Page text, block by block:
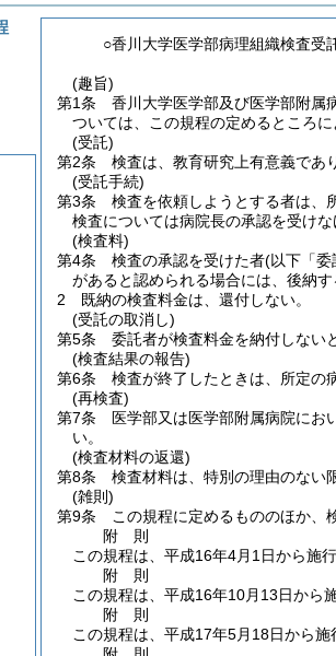
○香川大学医学部病理組織検査受
(趣旨)
第1条
香川大学医学部及び医学部附属
ついては、この規程の定めるところに
(受託)
第2条
検査は、教育研究上有意義であ
(受託手続)
第3条
検査を依頼しようとする者は、
検査については病院長の承認を受けな
(検査料)
第4条
検査の承認を受けた者(以下「委
があると認められる場合には、後納す
2
既納の検査料金は、還付しない。
(受託の取消し)
第5条
委託者が検査料金を納付しない
(検査結果の報告)
第6条
検査が終了したときは、所定の
(再検査)
第7条
医学部又は医学部附属病院にお
い。
(検査材料の返還)
第8条
検査材料は、特別の理由のない
(雑則)
第9条
この規程に定めるもののほか、
附 則
この規程は、平成16年4月1日から施行
附 則
この規程は、平成16年10月13日から
附 則
この規程は、平成17年5月18日から施